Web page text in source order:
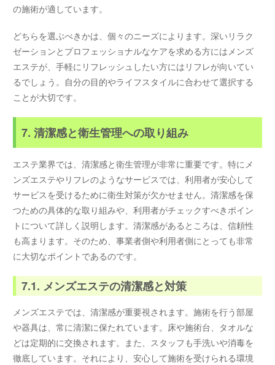
の施術が適しています。
どちらを選ぶべきかは、個々のニーズによります。深いリラク
ゼーションとプロフェッショナルなケアを求める方にはメンズ
エステが、手軽にリフレッシュしたい方にはリフレが向いてい
るでしょう。自分の目的やライフスタイルに合わせて選択する
ことが大切です。
7. 清潔感と衛生管理への取り組み
エステ業界では、清潔感と衛生管理が非常に重要です。特にメ
ンズエステやリフレのようなサービスでは、利用者が安心して
サービスを受けるために衛生対策が欠かせません。清潔感を保
つための具体的な取り組みや、利用者がチェックすべきポイン
トについて詳しく説明します。清潔感があるところは、信頼性
も高まります。そのため、事業者側や利用者側にとっても非常
に大切なポイントであるのです。
7.1. メンズエステの清潔感と対策
メンズエステでは、清潔感が重要視されます。施術を行う部屋
や器具は、常に清潔に保たれています。床や施術台、タオルな
どは定期的に交換されます。また、スタッフも手洗いや消毒を
徹底しています。それにより、安心して施術を受けられる環境